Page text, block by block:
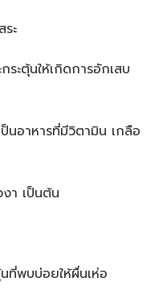
ะ
ระตุ้นให้เกิดการอักเสบ
นอาหารที่มีวิตามิน เกลือ
า เป็นต้น
ที่พบบ่อยให้ผื่นเห่อ